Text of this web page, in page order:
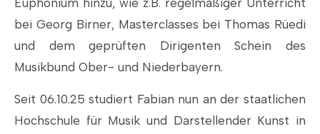
Euphonium hinzu, wie z.B. regelmäßiger Unterricht
bei Georg Birner, Masterclasses bei Thomas Rüedi
und dem geprüften Dirigenten Schein des
Musikbund Ober- und Niederbayern.
Seit 06.10.25 studiert Fabian nun an der staatlichen
Hochschule für Musik und Darstellender Kunst in